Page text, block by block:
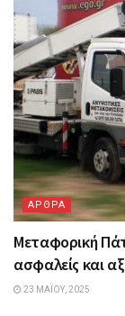
ΑΡΘΡΑ
Μεταφορική
ασφαλείς και
23 ΜΑΪ́ΟΥ, 2025